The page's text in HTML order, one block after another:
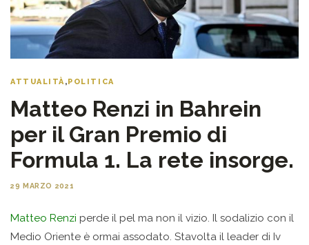
ATTUALITÀ, POLITICA
Matteo Renzi in Bahrein
per il Gran Premio di
Formula 1. La rete insorge.
29 MARZO 2021
Matteo Renzi perde il pel ma non il vizio. Il sodalizio con il
Medio Oriente è ormai assodato. Stavolta il leader di Iv